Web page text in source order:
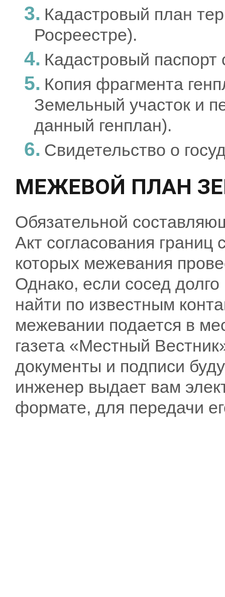
Кадастровый план
Росреестре).
Кадастровый
Копия фрагмента
Земельный участок и
данный генплан).
Свидетельство о
МЕЖЕВОЙ ПЛАН
Обязательной
Акт согласования границ
которых межевания
Однако, если сосед
найти по известным
межевании подается в
газета «Местный
документы и подписи
инженер выдает вам
формате, для передачи